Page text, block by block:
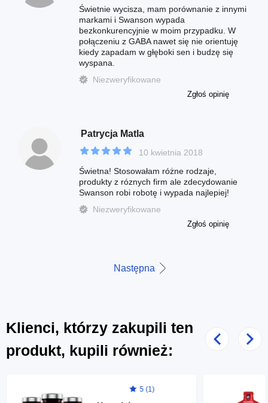
Świetnie wycisza, mam porównanie z innymi
markami i Swanson wypada
bezkonkurencyjnie w moim przypadku. W
połączeniu z GABA nawet się nie orientuję
kiedy zapadam w głęboki sen i budzę się
wyspana.
Niezweryfikowane
Zgłoś opinię
Patrycja Matla
10 kwietnia 2018
Świetna! Stosowałam różne rodzaje,
produkty z róznych firm ale zdecydowanie
Swanson robi robotę i wypada najlepiej!
Niezweryfikowane
Zgłoś opinię
Następna
Klienci, którzy zakupili ten
produkt, kupili również:
Poprzedni
5 (1)